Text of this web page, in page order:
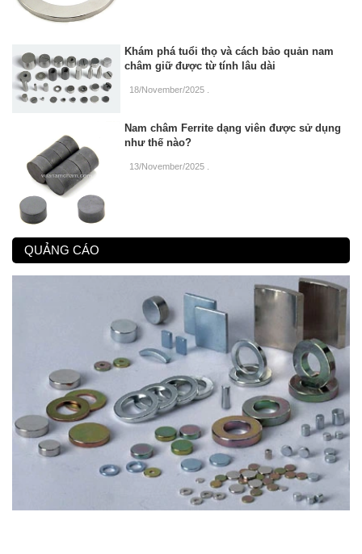
Khám phá tuổi thọ và cách bảo quản nam
châm giữ được từ tính lâu dài
18/November/2025
Nam châm Ferrite dạng viên được sử dụng
như thế nào?
13/November/2025
QUẢNG CÁO